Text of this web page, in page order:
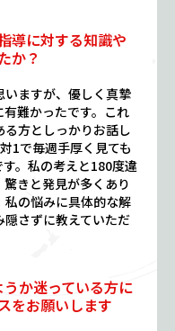
導に対する知識や
か？
ますが、優しく真摯
難かったです。これ
方としっかりお話し
1で毎週手厚く見ても
。私の考えと180度違
きと発見が多くあり
私の悩みに具体的な解
さずに教えていただ
か迷っている方に
をお願いします